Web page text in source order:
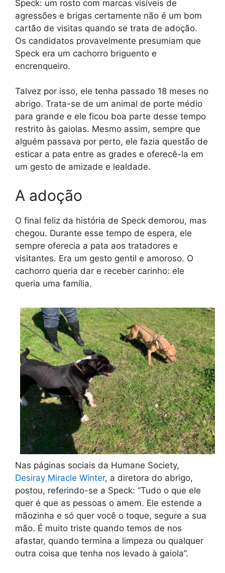
Speck: um rosto com marcas visíveis de
agressões e brigas certamente não é um bom
cartão de visitas quando se trata de adoção.
Os candidatos provavelmente presumiam que
Speck era um cachorro briguento e
encrenqueiro.
Talvez por isso, ele tenha passado 18 meses no
abrigo. Trata-se de um animal de porte médio
para grande e ele ficou boa parte desse tempo
restrito às gaiolas. Mesmo assim, sempre que
alguém passava por perto, ele fazia questão de
esticar a pata entre as grades e oferecê-la em
um gesto de amizade e lealdade.
A adoção
O final feliz da história de Speck demorou, mas
chegou. Durante esse tempo de espera, ele
sempre oferecia a pata aos tratadores e
visitantes. Era um gesto gentil e amoroso. O
cachorro queria dar e receber carinho: ele
queria uma família.
Nas páginas sociais da Humane Society,
Desiray Miracle Winter, a diretora do abrigo,
postou, referindo-se a Speck: “Tudo o que ele
quer é que as pessoas o amem. Ele estende a
mãozinha e só quer você o toque, segure a sua
mão. É muito triste quando temos de nos
afastar, quando termina a limpeza ou qualquer
outra coisa que tenha nos levado à gaiola”.